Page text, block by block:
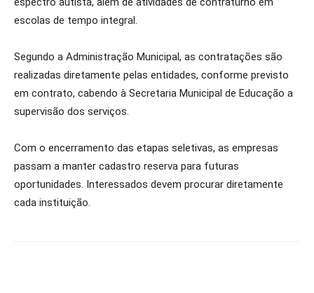
escolas de tempo integral.
Segundo a Administração Municipal, as contratações são
realizadas diretamente pelas entidades, conforme previsto
em contrato, cabendo à Secretaria Municipal de Educação a
supervisão dos serviços.
Com o encerramento das etapas seletivas, as empresas
passam a manter cadastro reserva para futuras
oportunidades. Interessados devem procurar diretamente
cada instituição.